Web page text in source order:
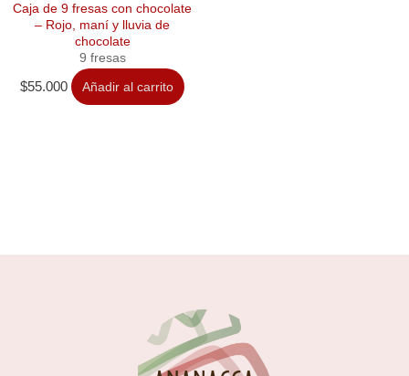
Caja de 9 fresas con chocolate
– Rojo, maní y lluvia de
chocolate
9 fresas
$55.000 Añadir al carrito